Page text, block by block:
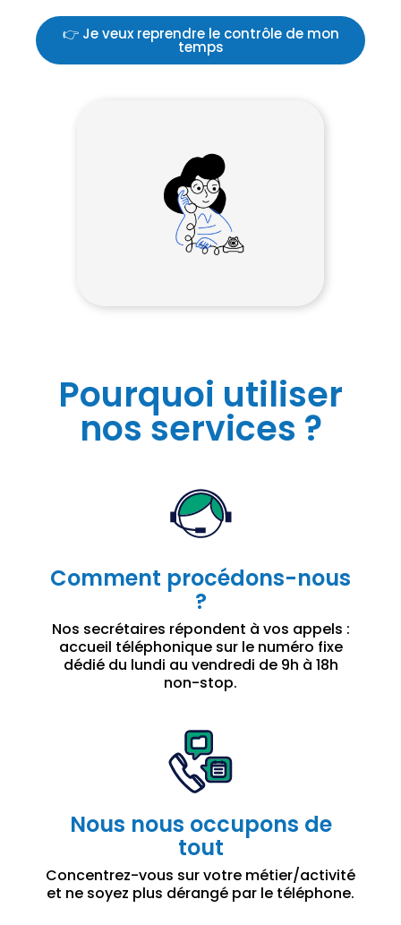
👉 Je veux reprendre le contrôle de mon
temps
Pourquoi utiliser
nos services ?
Comment procédons-nous
?
Nos secrétaires répondent à vos appels :
accueil téléphonique sur le numéro fixe
dédié du lundi au vendredi de 9h à 18h
non-stop.
Nous nous occupons de
tout
Concentrez-vous sur votre métier/activité
et ne soyez plus dérangé par le téléphone.